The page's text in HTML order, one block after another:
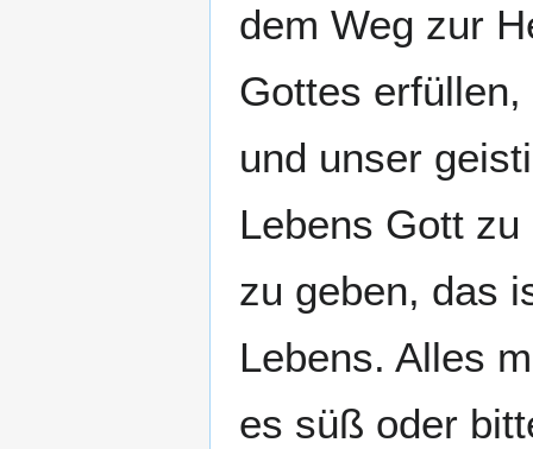
dem Weg zur
Gottes
und unser
Lebens Gott
zu geben, das
Lebens. Alles
es süß oder